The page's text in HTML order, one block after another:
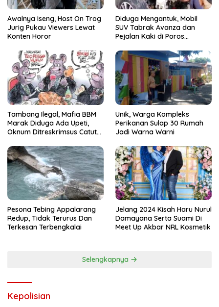
Awalnya Iseng, Host On Trog
Jurig Pukau Viewers Lewat
Konten Horor
Diduga Mengantuk, Mobil
SUV Tabrak Avanza dan
Pejalan Kaki di Poros
Tambang Ilegal, Mafia BBM
Marak Diduga Ada Upeti,
Oknum Ditreskrimsus Catut
Unik, Warga Kompleks
Perikanan Sulap 30 Rumah
Jadi Warna Warni
Pesona Tebing Appalarang
Redup, Tidak Terurus Dan
Terkesan Terbengkalai
Jelang 2024 Kisah Haru Nurul
Damayana Serta Suami Di
Meet Up Akbar NRL Kosmetik
Selengkapnya
Kepolisian